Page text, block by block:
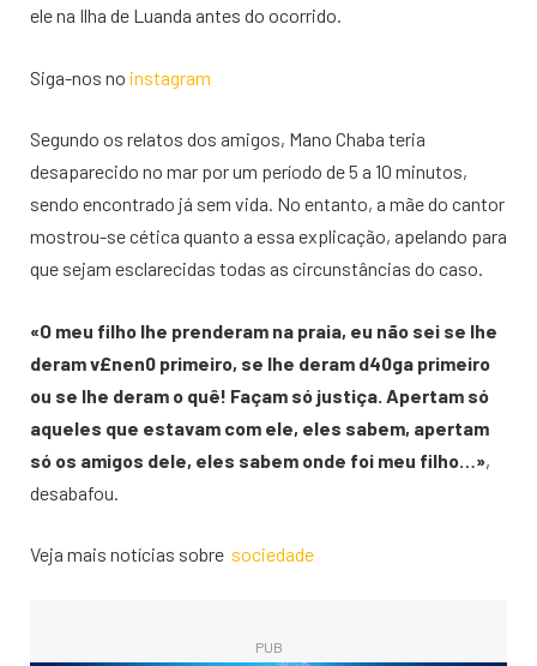
ele na Ilha de Luanda antes do ocorrido.
Siga-nos no instagram
Segundo os relatos dos amigos, Mano Chaba teria
desaparecido no mar por um período de 5 a 10 minutos,
sendo encontrado já sem vida. No entanto, a mãe do cantor
mostrou-se cética quanto a essa explicação, apelando para
que sejam esclarecidas todas as circunstâncias do caso.
«O meu filho lhe prenderam na praia, eu não sei se lhe
deram v£nen0 primeiro, se lhe deram d40ga primeiro
ou se lhe deram o quê! Façam só justiça. Apertam só
aqueles que estavam com ele, eles sabem, apertam
só os amigos dele, eles sabem onde foi meu filho…»,
desabafou.
Veja mais notícias sobre sociedade
PUB